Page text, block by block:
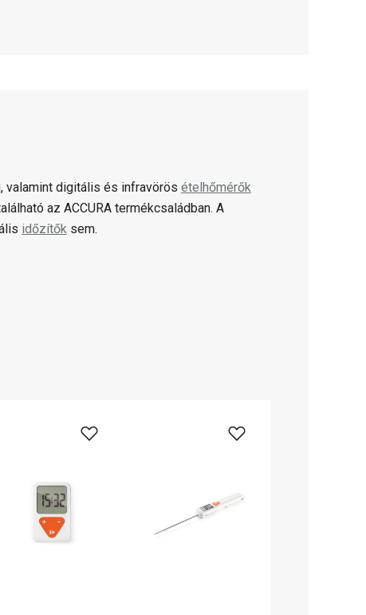
digitális és infravörös ételhőmérők
az ACCURA termékcsaládban. A
időzítők sem.